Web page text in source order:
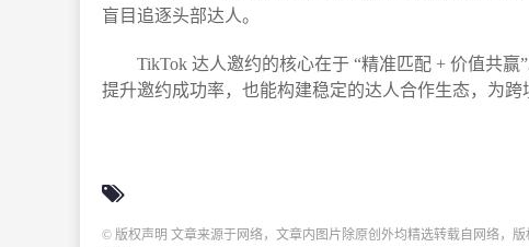
盲目追逐头部达人。​
TikTok 达人邀约的核心在于 “精准匹配 + 价值共
提升邀约成功率，也能构建稳定的达人合作生态，为跨
© 版权声明 文章来源于网络，文章内图片除原创外均精选转载自网络，